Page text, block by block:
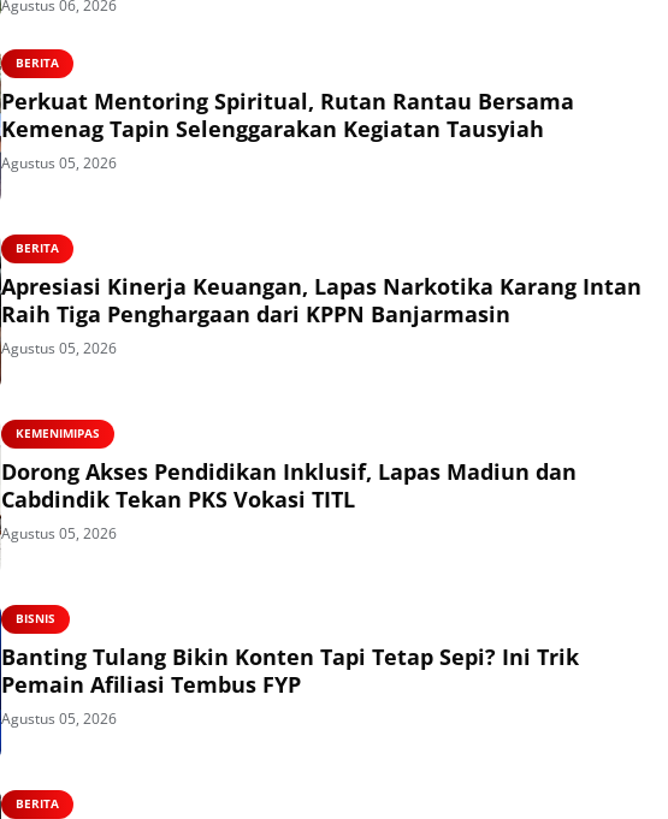
Agustus 06, 2026
BERITA
Perkuat Mentoring Spiritual, Rutan Rantau Bersama
Kemenag Tapin Selenggarakan Kegiatan Tausyiah
Agustus 05, 2026
BERITA
Apresiasi Kinerja Keuangan, Lapas Narkotika Karang Intan
Raih Tiga Penghargaan dari KPPN Banjarmasin
Agustus 05, 2026
KEMENIMIPAS
Dorong Akses Pendidikan Inklusif, Lapas Madiun dan
Cabdindik Tekan PKS Vokasi TITL
Agustus 05, 2026
BISNIS
Banting Tulang Bikin Konten Tapi Tetap Sepi? Ini Trik
Pemain Afiliasi Tembus FYP
Agustus 05, 2026
BERITA